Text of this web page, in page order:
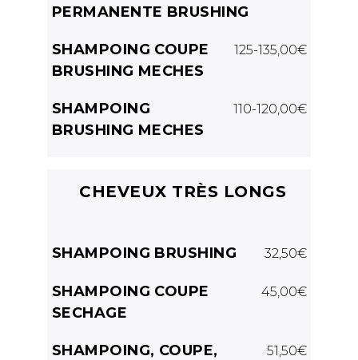
PERMANENTE BRUSHING
SHAMPOING COUPE
BRUSHING MECHES
125-135,00€
SHAMPOING
BRUSHING MECHES
110-120,00€
CHEVEUX TRÈS LONGS
SHAMPOING BRUSHING 32,50€
SHAMPOING COUPE
SECHAGE
45,00€
SHAMPOING, COUPE,
51,50€